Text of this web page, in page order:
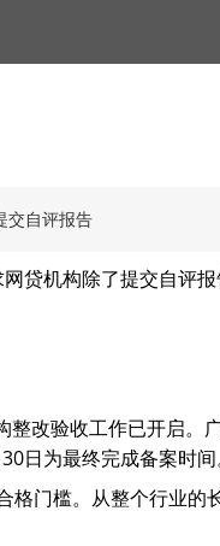
交自评报告
贷机构除了提交自评
改验收工作已开启。
日为最终完成备案时间
门槛。从整个行业的
贸金投融
消息
我的